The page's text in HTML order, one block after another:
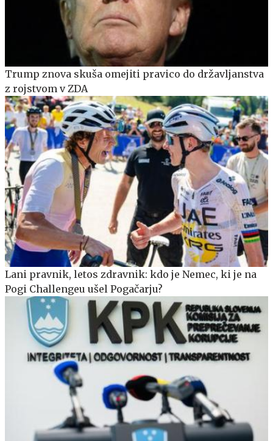
Trump znova skuša omejiti pravico do državljanstva
z rojstvom v ZDA
Lani pravnik, letos zdravnik: kdo je Nemec, ki je na
Pogi Challengeu ušel Pogačarju?